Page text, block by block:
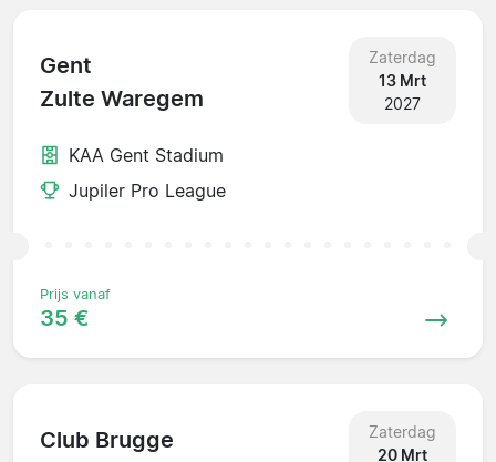
Gent
Zulte Waregem
Zaterdag
13 Mrt
2027
KAA Gent Stadium
Jupiler Pro League
Prijs vanaf
35 €
Club Brugge
Zaterdag
20 Mrt